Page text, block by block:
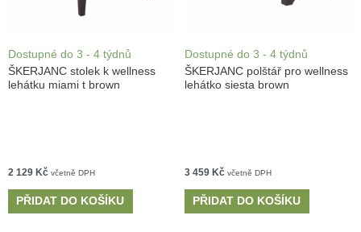
Dostupné do 3 - 4 týdnů
ŠKERJANC stolek k wellness
lehátku miami t brown
2 129 Kč včetně DPH
PŘIDAT DO KOŠÍKU
Dostupné do 3 - 4 týdnů
ŠKERJANC polštář pro wellness
lehátko siesta brown
3 459 Kč včetně DPH
PŘIDAT DO KOŠÍKU